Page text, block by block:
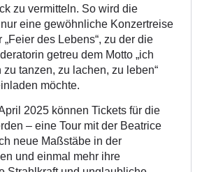
zu vermitteln. So wird die
eine gewöhnliche Konzertreise
des Lebens“, zu der die
getreu dem Motto „ich
tanzen, zu lachen, zu leben“
möchte.
2025 können Tickets für die
– eine Tour mit der Beatrice
neue Maßstäbe in der
und einmal mehr ihre